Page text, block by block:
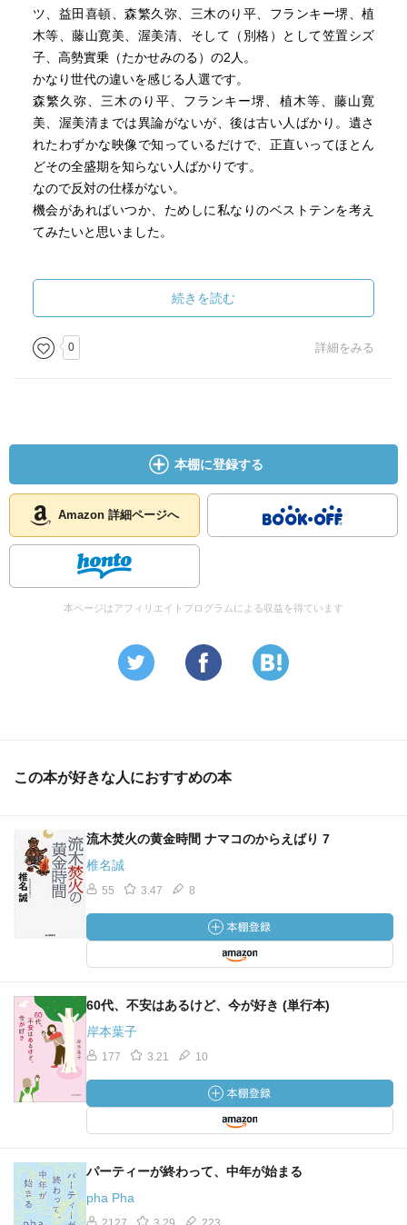
ツ、益田喜頓、森繁久弥、三木のり平、フランキー堺、植
木等、藤山寛美、渥美清、そして（別格）として笠置シズ
子、高勢實乗（たかせみのる）の2人。
かなり世代の違いを感じる人選です。
森繁久弥、三木のり平、フランキー堺、植木等、藤山寛
美、渥美清までは異論がないが、後は古い人ばかり。遺さ
れたわずかな映像で知っているだけで、正直いってほとん
どその全盛期を知らない人ばかりです。
なので反対の仕様がない。
機会があればいつか、ためしに私なりのベストテンを考え
てみたいと思いました。
続きを読む
0 詳細をみる
本棚に登録する
Amazon 詳細ページへ
本ページはアフィリエイトプログラムによる収益を得ています
この本が好きな人におすすめの本
流木焚火の黄金時間 ナマコのからえばり 7
椎名誠
55 3.47 8
60代、不安はあるけど、今が好き (単行本)
岸本葉子
177 3.21 10
パーティーが終わって、中年が始まる
pha Pha